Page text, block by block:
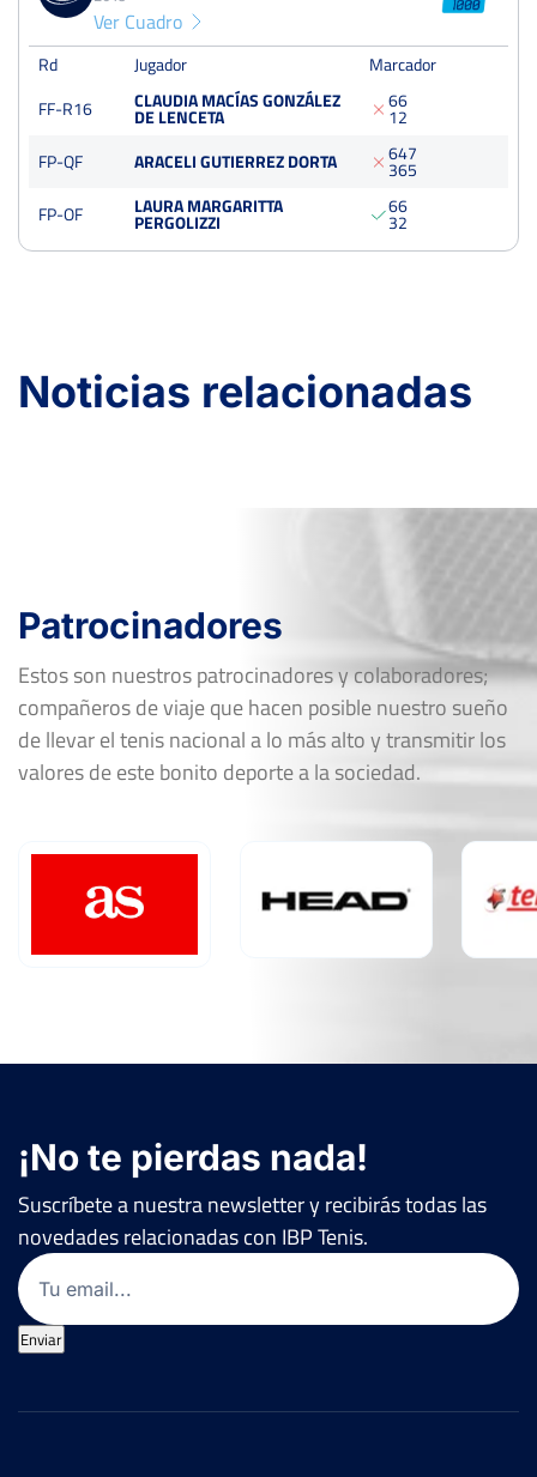
PERDIDOS SETS
4 3
PERDIDOS JUEGOS GANADOS
Open Casa de Venezuela
Ver Cuadro
Rd Jugador
Marcador
FF-R16
CLAUDIA MACÍAS GONZÁLEZ
DE LENCETA
6
1
6
2
FP-QF
ARACELI GUTIERREZ DORTA 6
3
4
6
7
5
FP-OF
LAURA MARGARITTA
PERGOLIZZI
6
3
6
2
Noticias relacionadas
Patrocinadores
Estos son nuestros patrocinadores y colaboradores;
compañeros de viaje que hacen posible nuestro sueño
de llevar el tenis nacional a lo más alto y transmitir los
valores de este bonito deporte a la sociedad.
¡No te pierdas nada!
Suscríbete a nuestra newsletter y recibirás todas las
novedades relacionadas con IBP Tenis.
Email
Enviar